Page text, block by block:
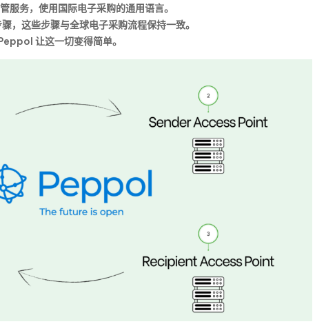
务，使用国际电子采购的通用语言。
，这些步骤与全球电子采购流程保持一致。
让这一切变得简单。